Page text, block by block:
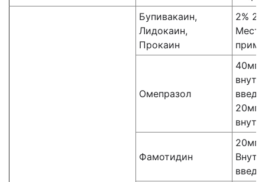
Бупивакаин,
Лидокаин,
Прокаин
2%
Омепразол
40мг
20мг
Фамотидин
20мг